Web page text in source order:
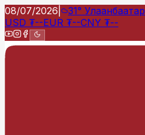
08/07/2026 31° Улаанбаатар
USD ₮--EUR ₮--CNY ₮--